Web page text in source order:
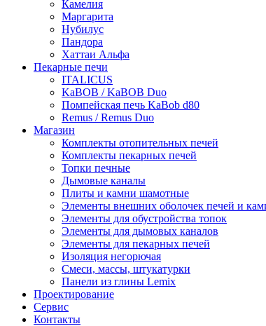
Камелия
Маргарита
Нубилус
Пандора
Хаттаи Альфа
Пекарные печи
ITALICUS
KaBOB / KaBOB Duo
Помпейская печь KaBob d80
Remus / Remus Duo
Магазин
Комплекты отопительных печей
Комплекты пекарных печей
Топки печные
Дымовые каналы
Плиты и камни шамотные
Элементы внешних оболочек печей и
Элементы для обустройства топок
Элементы для дымовых каналов
Элементы для пекарных печей
Изоляция негорючая
Смеси, массы, штукатурки
Панели из глины Lemix
Проектирование
Сервис
Контакты